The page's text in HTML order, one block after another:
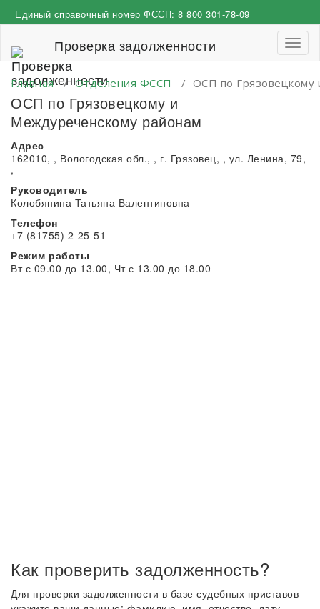
к
Единый справочный номер ФССП: 8 800 301-78-09
Проверка задолженности
Главная/Отделения ФССП / ОСП по Грязовецкому
ОСП по Грязовецкому и
Междуреченскому районам
Адрес
162010, , Вологодская обл., , г. Грязовец, , ул. Ленина, 79,
,
Руководитель
Колобянина Татьяна Валентиновна
Телефон
+7 (81755) 2-25-51
Режим работы
Вт с 09.00 до 13.00, Чт с 13.00 до 18.00
Как проверить задолженность?
Для проверки задолженности в базе судебных приставов